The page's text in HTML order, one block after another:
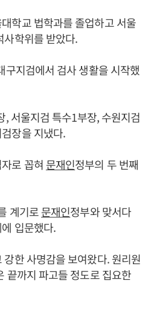
학교 법학과를 졸업하고 서울
사학위를 받았다.
지검에서 검사 생활을 시작했
, 서울지검 특수1부장, 수원지검
장을 지냈다.
로 꼽혀 문재인정부의 두 번째
계기로문재인정부와 맞서다
입문했다.
한 사명감을 보여왔다. 원리원
끝까지 파고들 정도로 집요한